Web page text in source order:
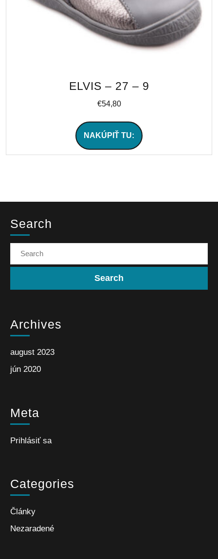
ELVIS – 27 – 9
€54,80
NAKÚPIŤ TU:
Search
Archives
august 2023
jún 2020
Meta
Prihlásiť sa
Categories
Články
Nezaradené